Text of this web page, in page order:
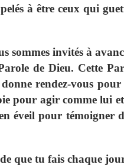
à être ceux qui
sommes invités à
de Dieu. Cette
rendez-vous pour
pour agir comme lui
éveil pour témoigner
que tu fais chaque jour